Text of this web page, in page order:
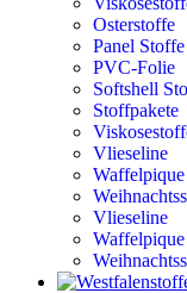
Osterstoffe
Panel Stoffe
PVC-Folie
Softshell
Stoffpakete
Vlieseline
Waffelpique
Vlieseline
Waffelpique